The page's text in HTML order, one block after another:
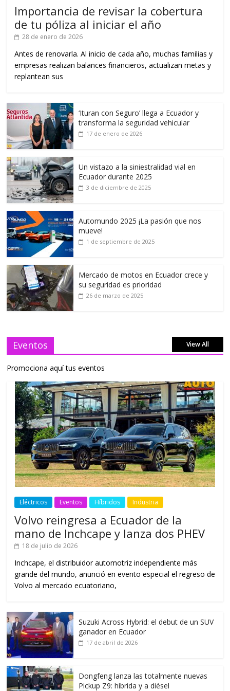
Importancia de revisar la cobertura
de tu póliza al iniciar el año
28 de enero de 2026
Antes de renovarla. Al inicio de cada año, muchas familias y
empresas realizan balances financieros, actualizan metas y
replantean sus
‘Ituran con Seguro’ llega a Ecuador y
transforma la seguridad vehicular
17 de enero de 2026
Un vistazo a la siniestralidad vial en
Ecuador durante 2025
3 de diciembre de 2025
Automundo 2025 ¡La pasión que nos
mueve!
1 de septiembre de 2025
Mercado de motos en Ecuador crece y
su seguridad es prioridad
26 de marzo de 2025
Eventos View All
Promociona aquí tus eventos
Eléctricos Eventos Híbridos Industria
Volvo reingresa a Ecuador de la
mano de Inchcape y lanza dos PHEV
18 de julio de 2026
Inchcape, el distribuidor automotriz independiente más
grande del mundo, anunció en evento especial el regreso de
Volvo al mercado ecuatoriano,
Suzuki Across Hybrid: el debut de un SUV
ganador en Ecuador
17 de abril de 2026
Dongfeng lanza las totalmente nuevas
Pickup Z9: híbrida y a diésel